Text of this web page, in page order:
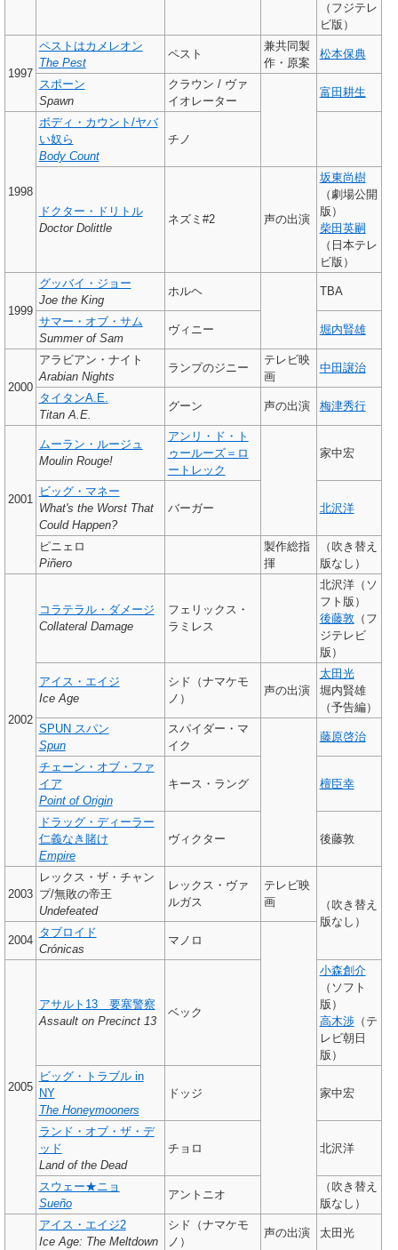
（フジテレ
ビ版）
1997
ペストはカメレオン
The Pest
ペスト
兼共同製
作・原案
松本保典
スポーン
Spawn
クラウン / ヴァ
イオレーター
富田耕生
1998
ボディ・カウント/ヤバ
い奴ら
Body Count
チノ
ドクター・ドリトル
Doctor Dolittle
ネズミ#2 声の出演
坂東尚樹
（劇場公開
版）
柴田英嗣
（日本テレ
ビ版）
1999
グッバイ・ジョー
Joe the King
ホルヘ TBA
サマー・オブ・サム
Summer of Sam
ヴィニー 堀内賢雄
2000
アラビアン・ナイト
Arabian Nights
ランプのジニー
テレビ映
画
中田譲治
タイタンA.E.
Titan A.E.
グーン 声の出演 梅津秀行
2001
ムーラン・ルージュ
Moulin Rouge!
アンリ・ド・ト
ゥールーズ＝ロ
ートレック
家中宏
ビッグ・マネー
What's the Worst That
Could Happen?
バーガー 北沢洋
ピニェロ
Piñero
製作総指
揮
（吹き替え
版なし）
2002
コラテラル・ダメージ
Collateral Damage
フェリックス・
ラミレス
北沢洋（ソ
フト版）
後藤敦（フ
ジテレビ
版）
アイス・エイジ
Ice Age
シド（ナマケモ
ノ）
声の出演
太田光
堀内賢雄
（予告編）
SPUN スパン
Spun
スパイダー・マ
イク
藤原啓治
チェーン・オブ・ファ
イア
Point of Origin
キース・ラング 檀臣幸
ドラッグ・ディーラー
仁義なき賭け
Empire
ヴィクター 後藤敦
2003
レックス・ザ・チャン
プ/無敗の帝王
Undefeated
レックス・ヴァ
ルガス
テレビ映
画
（吹き替え
版なし）
2004
タブロイド
Crónicas
マノロ
2005
アサルト13 要塞警察
Assault on Precinct 13
ベック
小森創介
（ソフト
版）
高木渉（テ
レビ朝日
版）
ビッグ・トラブル in
NY
The Honeymooners
ドッジ 家中宏
ランド・オブ・ザ・デ
ッド
Land of the Dead
チョロ 北沢洋
スウェー★ニョ
Sueño
アントニオ
（吹き替え
版なし）
アイス・エイジ2
Ice Age: The Meltdown
シド（ナマケモ
ノ）
声の出演 太田光